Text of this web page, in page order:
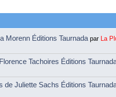
Morenn Éditions Taurnada par La
Tachoires Éditions
de Juliette Sachs Éditions